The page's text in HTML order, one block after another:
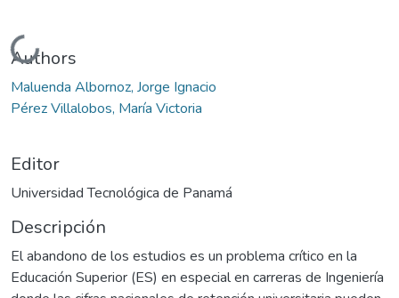
Cargando...
Authors
Maluenda Albornoz, Jorge Ignacio
Pérez Villalobos, María Victoria
Editor
Universidad Tecnológica de Panamá
Descripción
El abandono de los estudios es un problema crítico en la
Educación Superior (ES) en especial en carreras de Ingeniería